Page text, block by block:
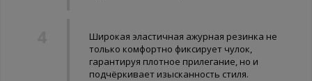
Широкая эластичная ажурная резинка не
только комфортно фиксирует чулок,
гарантируя плотное прилегание, но и
подчёркивает изысканность стиля.